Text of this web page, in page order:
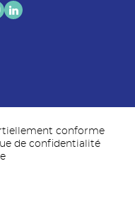
conforme
de confidentialité